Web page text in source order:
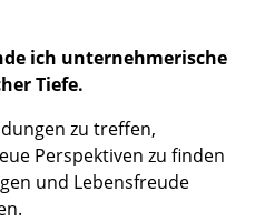
ich unternehmerische
Tiefe.
zu treffen,
Perspektiven zu finden
und Lebensfreude